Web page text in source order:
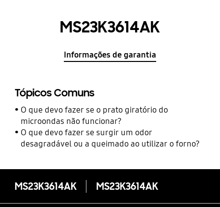
MS23K3614AK
Informações de garantia
Tópicos Comuns
O que devo fazer se o prato giratório do
microondas não funcionar?
O que devo fazer se surgir um odor
desagradável ou a queimado ao utilizar o forno?
MS23K3614AK MS23K3614AK